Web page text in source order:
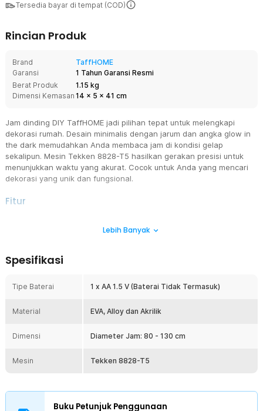
Tersedia bayar di tempat (COD)
Rincian Produk
Brand
TaffHOME
Garansi
1 Tahun Garansi Resmi
Berat Produk
1.15 kg
Dimensi Kemasan 14 x 5 x 41 cm
Jam dinding DIY TaffHOME jadi pilihan tepat untuk melengkapi
dekorasi rumah. Desain minimalis dengan jarum dan angka glow in
the dark memudahkan Anda membaca jam di kondisi gelap
sekalipun. Mesin Tekken 8828-T5 hasilkan gerakan presisi untuk
menunjukkan waktu yang akurat. Cocok untuk Anda yang mencari
dekorasi yang unik dan fungsional.
Fitur
Angka dan jarum jam dinding diberi lapisan glow in the dark yang
dengan mudah dan jelas di malam hari sekalipun.
Jam dinding elegan menggunakan mesin Tekken 8828-T5 yang
akurat dan awet. Dipadukan dengan teknologi putaran terbaru, jam
presisi.
seperti bekerja, belajar, hingga istirahat dengan nyaman tanpa
Elegan dan Tahan Lama
Lapisan pelindung khusus membuat jam dinding DIY ini tidak mudah
Lebih Banyak
Spesifikasi
Tipe Baterai 1 x AA 1.5 V (Baterai Tidak Termasuk)
Material EVA, Alloy dan Akrilik
Dimensi Diameter Jam: 80 - 130 cm
Mesin Tekken 8828-T5
Buku Petunjuk Penggunaan